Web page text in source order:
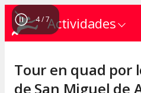
Actividades
4/7
Tour en quad por
de San Miguel de